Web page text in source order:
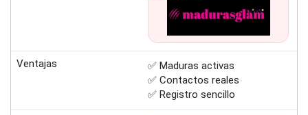
Ventajas
✅ Maduras activas
✅ Contactos reales
✅ Registro sencillo